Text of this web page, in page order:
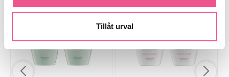
Tillåt urval